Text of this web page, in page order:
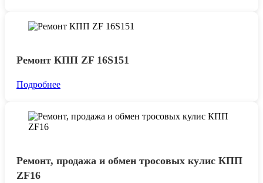
Ремонт КПП ZF 16S151
Подробнее
Ремонт, продажа и обмен тросовых кулис КПП
ZF16